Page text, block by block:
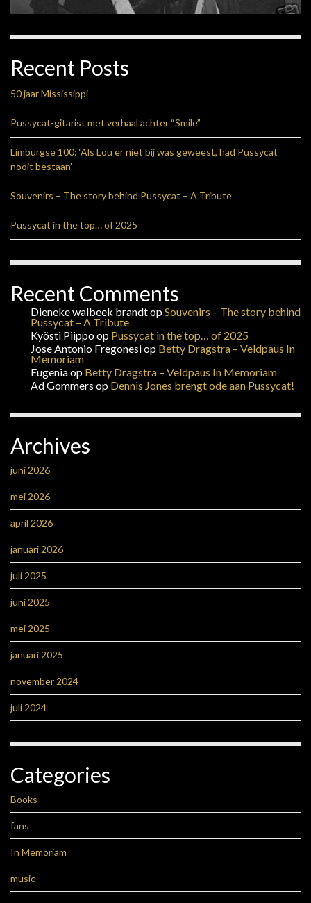
Recent Posts
50 jaar Mississippi
Pussycat-gitarist met verhaal achter “Smile”
Limburgse 100: ‘Als Lou er niet bij was geweest, had Pussycat
nooit bestaan’
Souvenirs – The story behind Pussycat – A Tribute
Pussycat in the top… of 2025
Recent Comments
Dieneke walbeek brandtopSouvenirs – The story behind
Pussycat – A Tribute
Kyösti Piippoop Pussycat in the top… of 2025
Jose Antonio Fregonesiop Betty Dragstra – Veldpaus In
Memoriam
Eugeniaop Betty Dragstra – Veldpaus In Memoriam
Ad Gommers op Dennis Jones brengt ode aan Pussycat!
Archives
juni 2026
mei 2026
april 2026
januari 2026
juli 2025
juni 2025
mei 2025
januari 2025
november 2024
juli 2024
Categories
Books
fans
In Memoriam
music